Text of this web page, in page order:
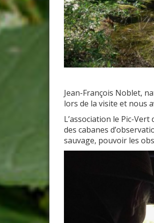
Jean-François Noblet,
lors de la visite et nous
L’association le Pic-
des cabanes
sauvage, pouvoir les